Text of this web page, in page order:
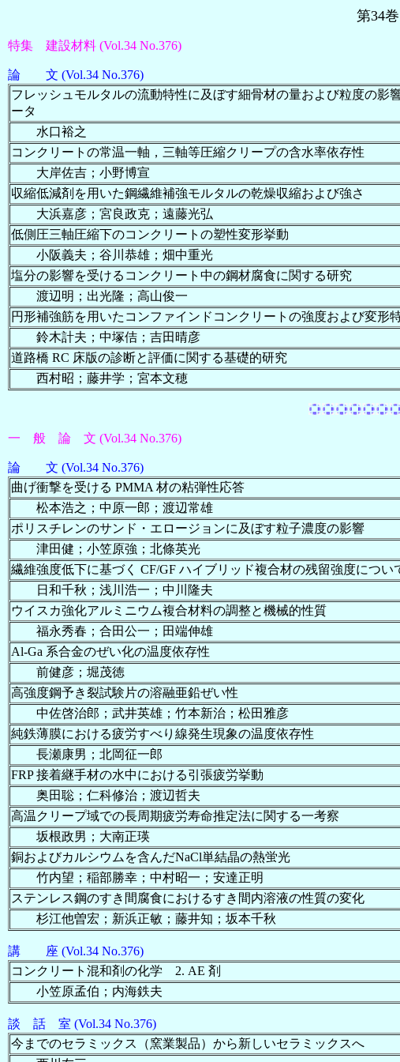
第34
特集 建設材料 (Vol.34 No.376)
論 文 (Vol.34 No.376)
フレッシュモルタルの流動特性に及ぼす細骨材の量および粒度の影
ータ
水口裕之
コンクリートの常温一軸，三軸等圧縮クリープの含水率依存性
大岸佐吉；小野博宣
収縮低減剤を用いた鋼繊維補強モルタルの乾燥収縮および強さ
大浜嘉彦；宮良政克；遠藤光弘
低側圧三軸圧縮下のコンクリートの塑性変形挙動
小阪義夫；谷川恭雄；畑中重光
塩分の影響を受けるコンクリート中の鋼材腐食に関する研究
渡辺明；出光隆；高山俊一
円形補強筋を用いたコンファインドコンクリートの強度および変形
鈴木計夫；中塚佶；吉田晴彦
道路橋 RC 床版の診断と評価に関する基礎的研究
西村昭；藤井学；宮本文穂
一 般 論 文 (Vol.34 No.376)
論 文 (Vol.34 No.376)
曲げ衝撃を受ける PMMA 材の粘弾性応答
松本浩之；中原一郎；渡辺常雄
ポリスチレンのサンド・エロージョンに及ぼす粒子濃度の影響
津田健；小笠原強；北條英光
繊維強度低下に基づく CF/GF ハイブリッド複合材の残留強度につい
日和千秋；浅川浩一；中川隆夫
ウイスカ強化アルミニウム複合材料の調整と機械的性質
福永秀春；合田公一；田端伸雄
Al-Ga 系合金のぜい化の温度依存性
前健彦；堀茂徳
高強度鋼予き裂試験片の溶融亜鉛ぜい性
中佐啓治郎；武井英雄；竹本新治；松田雅彦
純鉄薄膜における疲労すべり線発生現象の温度依存性
長瀬康男；北岡征一郎
FRP 接着継手材の水中における引張疲労挙動
奥田聡；仁科修治；渡辺哲夫
高温クリープ域での長周期疲労寿命推定法に関する一考察
坂根政男；大南正瑛
銅およびカルシウムを含んだNaCl単結晶の熱蛍光
竹内望；稲部勝幸；中村昭一；安達正明
ステンレス鋼のすき間腐食におけるすき間内溶液の性質の変化
杉江他曽宏；新浜正敏；藤井知；坂本千秋
講 座 (Vol.34 No.376)
コンクリート混和剤の化学 2. AE 剤
小笠原孟伯；内海鉄夫
談 話 室 (Vol.34 No.376)
今までのセラミックス（窯業製品）から新しいセラミックスへ